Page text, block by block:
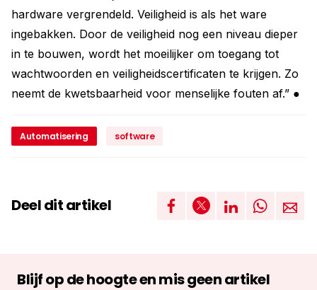
hardware vergrendeld. Veiligheid is als het ware
ingebakken. Door de veiligheid nog een niveau dieper
in te bouwen, wordt het moeilijker om toegang tot
wachtwoorden en veiligheidscertificaten te krijgen. Zo
neemt de kwetsbaarheid voor menselijke fouten af.” ●
Automatisering software
Deel dit artikel
Blijf op de hoogte en mis geen artikel